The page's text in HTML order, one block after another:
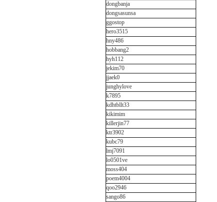
dongbanja
dongsasunsa
ggostop
hero3515
hny486
hobbang2
hyh112
jekim70
jjaek0
junghylove
k7895
kdhtbllt33
kikimim
killerjin77
ktr3902
kubc79
lmj7091
lo0501ve
moss404
poem4004
qoo2946
sango86